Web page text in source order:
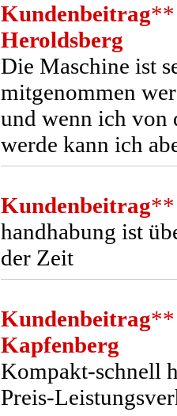
Kundenbeitrag**
Heroldsberg
Die Maschine ist
mitgenommen
und wenn ich von
werde kann ich
Kundenbeitrag**
handhabung ist
der Zeit
Kundenbeitrag**
Kapfenberg
Kompakt-schnell
Preis-